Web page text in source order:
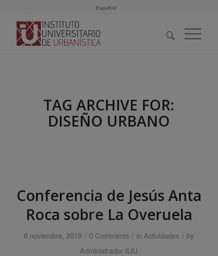
Español
TAG ARCHIVE FOR:
DISEÑO URBANO
Conferencia de Jesús Anta
Roca sobre La Overuela
6 noviembre, 2019 / 0 Comments / in Actividades / by
Administrador IUU